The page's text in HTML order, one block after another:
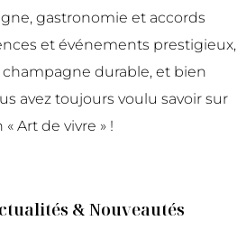
gastronomie et accords
et événements prestigieux,
durable, et bien
avez toujours voulu savoir sur
Art de vivre » !
& Nouveautés